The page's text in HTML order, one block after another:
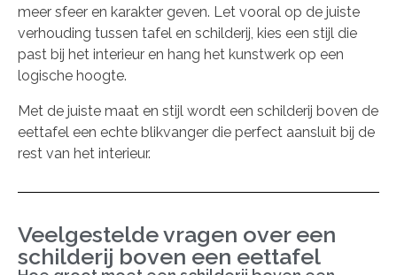
meer sfeer en karakter geven. Let vooral op de juiste
verhouding tussen tafel en schilderij, kies een stijl die
past bij het interieur en hang het kunstwerk op een
logische hoogte.
Met de juiste maat en stijl wordt een schilderij boven de
eettafel een echte blikvanger die perfect aansluit bij de
rest van het interieur.
Veelgestelde vragen over een
schilderij boven een eettafel